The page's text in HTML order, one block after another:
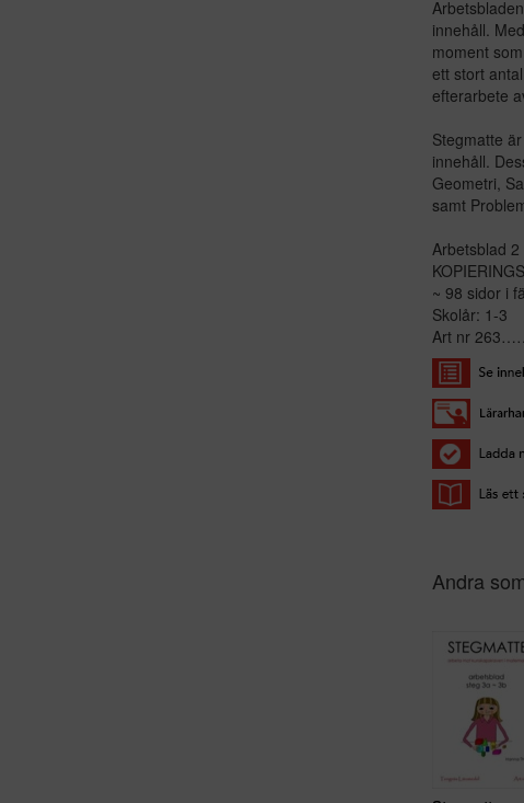
innehåll.
moment
ett stort
efterarbete
Stegmatte
innehåll.
Geometri,
samt
Arbetsblad 2
~ 98 sidor i
Skolår: 1-3
Art nr
Andra